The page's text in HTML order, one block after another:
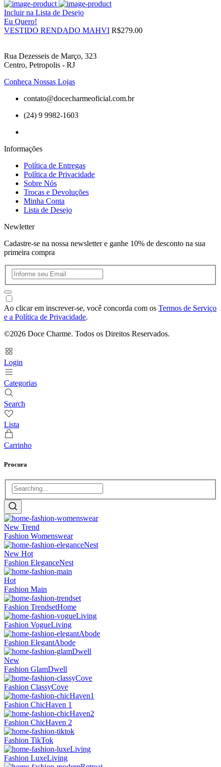
Incluir na Lista de Desejo
Eu Quero!
VESTIDO RENDADO MAHVI R$279.00
Rua Dezesseis de Março, 323
Centro, Petropolis - RJ
Conheça Nossas Lojas
contato@docecharmeoficial.com.br
(24) 9 9982-1603
Informações
Política de Entregas
Política de Privacidade
Sobre Nós
Trocas e Devoluções
Minha Conta
Lista de Desejo
Newletter
Cadastre-se na nossa newsletter e ganhe 10% de desconto na sua
primeira compra
Ao clicar em inscrever-se, você concorda com os Termos de Serviço
e a Política de Privacidade.
©2026 Doce Charme. Todos os Direitos Reservados.
Login
Categorias
Search
Lista
Carrinho
Procura
New Trend
Fashion Womenswear
New Hot
Fashion EleganceNest
Hot
Fashion Main
Fashion TrendsetHome
Fashion VogueLiving
Fashion ElegantAbode
New
Fashion GlamDwell
Fashion ClassyCove
Fashion ChicHaven 1
Fashion ChicHaven 2
Fashion TikTok
Fashion LuxeLiving